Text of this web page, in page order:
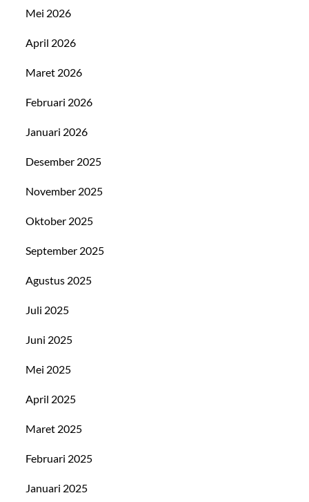
Mei 2026
April 2026
Maret 2026
Februari 2026
Januari 2026
Desember 2025
November 2025
Oktober 2025
September 2025
Agustus 2025
Juli 2025
Juni 2025
Mei 2025
April 2025
Maret 2025
Februari 2025
Januari 2025